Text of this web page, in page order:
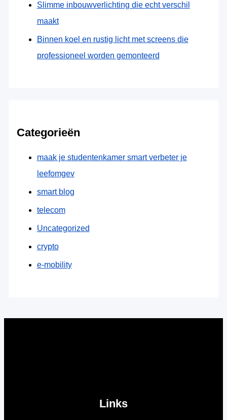
Slimme inbouwverlichting die echt verschil
maakt
Binnen koel en rustig licht met screens die
professioneel worden gemonteerd
Categorieën
maak je studentenkamer smart verbeter je
leefomgev
smart blog
telecom
Uncategorized
crypto
e-mobility
Links